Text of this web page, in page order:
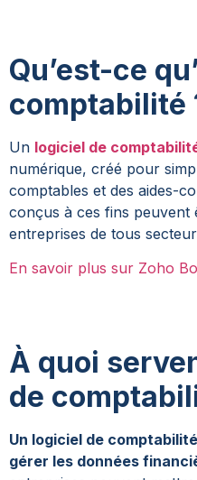
Qu’est-ce
comptabilité
Un logiciel de
numérique, créé pour
comptables et des aides-
conçus à ces fins peuvent
entreprises de tous
En savoir plus sur Zoho
À quoi
de
Un logiciel de
gérer les données